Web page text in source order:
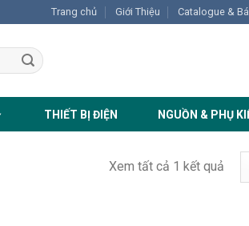
Trang chủ Giới Thiệu Catalogue &
THIẾT BỊ ĐIỆN NGUỒN & PHỤ
Xem tất cả 1 kết quả